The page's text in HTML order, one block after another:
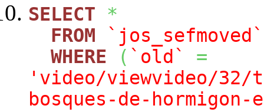
SELECT
*
FROM
`jos_sefmoved`
WHERE
( `old`
=
'video/viewvideo/
bosques-de-